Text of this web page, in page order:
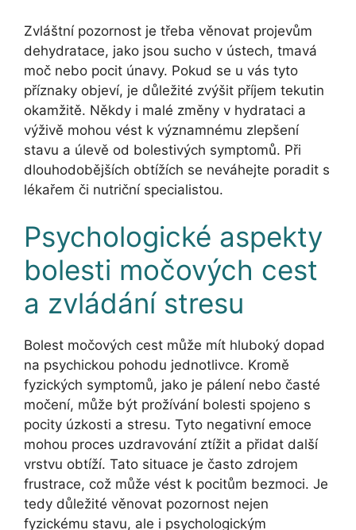
Zvláštní pozornost je třeba věnovat projevům
dehydratace, jako jsou sucho v ústech, tmavá
moč nebo pocit únavy. Pokud se u vás tyto
příznaky objeví, je důležité zvýšit příjem tekutin
okamžitě. Někdy i malé změny v hydrataci a
výživě mohou vést k významnému zlepšení
stavu a úlevě od bolestivých symptomů. Při
dlouhodobějších obtížích se neváhejte poradit s
lékařem či nutriční specialistou.
Psychologické aspekty
bolesti močových cest
a zvládání stresu
Bolest močových cest může mít hluboký dopad
na psychickou pohodu jednotlivce. Kromě
fyzických symptomů, jako je pálení nebo časté
močení, může být prožívání bolesti spojeno s
pocity úzkosti a stresu. Tyto negativní emoce
mohou proces uzdravování ztížit a přidat další
vrstvu obtíží. Tato situace je často zdrojem
frustrace, což může vést k pocitům bezmoci. Je
tedy důležité věnovat pozornost nejen
fyzickému stavu, ale i psychologickým